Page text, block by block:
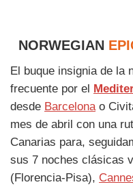
NORWEGIAN
El buque insignia de la
frecuente por el
desde Barcelonao
mes de abril con una
Canarias para,
sus 7 noches clásicas
(Florencia-Pisa),